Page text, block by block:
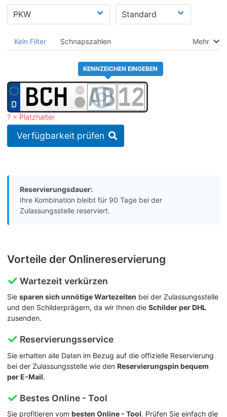
Kein Filter Schnapszahlen Mehr
KENNZEICHEN EINGEBEN
? = Platzhalter
Verfügbarkeit prüfen
Reservierungsdauer:
Ihre Kombination bleibt für 90 Tage bei der
Zulassungsstelle reserviert.
Vorteile der Onlinereservierung
Wartezeit verkürzen
Sie sparen sich unnötige Wartezeiten bei der Zulassungsstelle
und den Schilderprägern, da wir Ihnen die Schilder per DHL
zusenden.
Reservierungsservice
Sie erhalten alle Daten im Bezug auf die offizielle Reservierung
bei der Zulassungsstelle wie den Reservierungspin bequem
per E-Mail.
Bestes Online - Tool
Sie profitieren vom besten Online - Tool. Prüfen Sie einfach die